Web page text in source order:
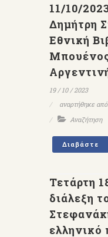
11/10/
Δημήτρη
Εθνική
19 / 10 / 2023
αναρτήθηκε
Αναζήτηση
Διαβάστε
Τετάρτη
διάλεξη
ελληνικό